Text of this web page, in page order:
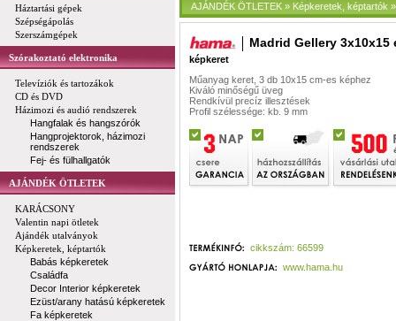
Háztartási gépek
Szépségápolás
Szerszámgépek
Szórakoztató elektronika
Televíziók és tartozákok
CD és DVD
Házimozi és audió rendszerek
Hangfalak és hangszórók
Hangprojektorok, házimozi
rendszerek
Fej- és fülhallgatók
AJÁNDÉK ÖTLETEK
KARÁCSONY
Valentin napi ötletek
Ajándék utalványok
Képkeretek, képtartók
Babás képkeretek
Családfa
Decor Interior képkeretek
Ezüst/arany hatású képkeretek
Fa képkeretek
AJÁNDÉK ÖTLETEK » Képkeretek, képtartók
Madrid Gellery 3x10x15
képkeret
Műanyag keret, 3 db 10x15 cm-es képhez
Kiváló minőségű üveg
Rendkívül precíz illesztések
Profil szélessége: kb. 9 mm
cikkszám: 66599
www.hama.hu